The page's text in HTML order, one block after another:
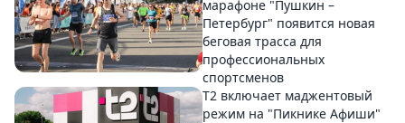
марафоне "Пушкин –
Петербург" появится новая
беговая трасса для
профессиональных
спортсменов
Т2 включает маджентовый
режим на "Пикнике Афиши"